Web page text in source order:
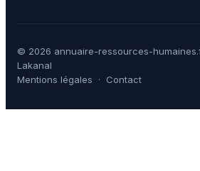
© 2026 annuaire-ressources-
Lakanal
Mentions légales · Contact